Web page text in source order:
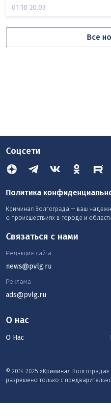
01:10 20.03
Все
Соцсети
Политика
Криминал Волгограда — ваш
о происшествиях в городе и
О нас
О Нас
© 2014-2025 «Криминал
разрешено только с
Связаться с нами
Редакция сайта
news@pvlg.ru
Реклама
ads@pvlg.ru